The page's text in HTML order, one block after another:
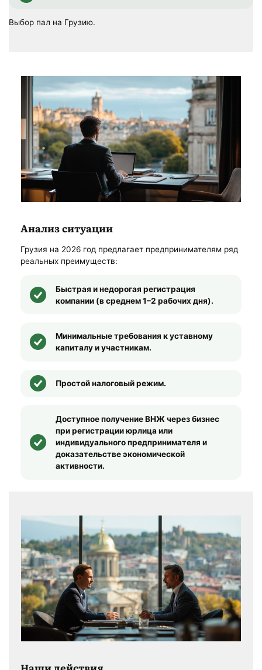
Выбор пал на Грузию.
Анализ ситуации
Грузия на 2026 год предлагает предпринимателям ряд
реальных преимуществ:
Быстрая и недорогая регистрация
компании (в среднем 1–2 рабочих дня).
Минимальные требования к уставному
капиталу и участникам.
Простой налоговый режим.
Доступное получение ВНЖ через бизнес
при регистрации юрлица или
индивидуального предпринимателя и
доказательстве экономической
активности.